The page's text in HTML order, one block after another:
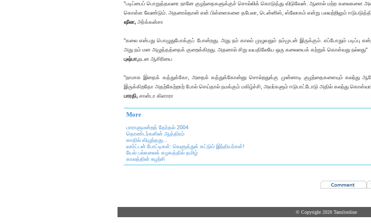
"படிப்பைப் பொறுத்தவரை நானே குழந்தைகளுக்குச் சொல்லிக் கொடுத்து விடுவேன். ஆனால் மற்ற கலைகளை
கொள்ள வேண்டும். அதனால்தான் என் பிள்ளைகளை தபேலா, டென்னிஸ், ஸ்லோகம் என்று பலவற்றிலும்
ஷீலா, அர்க்கன்சா
"கலை என்பது பொழுதுபோக்குப் போன்றது. அது நம் காலம் முழுவதும் நம்முடன் இருக்கும். எப்போதும் படிப்பு
அது நம் மன அழுத்தத்தைக் குறைக்கிறது. அதனால் சிறு வயதிலேயே ஒரு கலையைக் கற்றுக் கொள்வது நல்லது"
புஷ்பா,நடன ஆசிரியை
"நாமாக இதைக் கத்துக்கோ, அதைக் கத்துக்கோன்னு சொல்றதுக்கு முன்னாடி குழந்தைகளையும் கலந்து
இருக்கிறதோ அதற்கேற்றாற் போல் செய்தால் நமக்கும் மகிழ்ச்சி, அவர்களும் ஈடுபாட்டோடு அதில் கலந்து
பாரதி, சான்டா கிளாரா
More
பாராளுமன்றத் தேர்தல் 2004
தொண்டர்களின் ஆத்திரம்
காதில் விழுந்தது...
வார்ட்டன் போட்டிகள்: வெளுத்துக் கட்டும் இந்தியர்கள்!
யேல் பல்கலைக் கழகத்தில் தமிழ்
காலத்தின் சுழற்சி
© Copyright 2020 Tamilonline